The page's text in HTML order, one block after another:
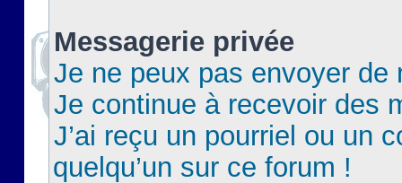
Messagerie privée
Je ne peux pas envoyer de
Je continue à recevoir des
J’ai reçu un pourriel ou un
quelqu’un sur ce forum !